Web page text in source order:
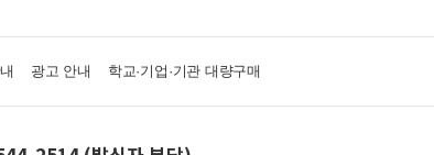
광고 안내 학교·기업·기관 대량구매